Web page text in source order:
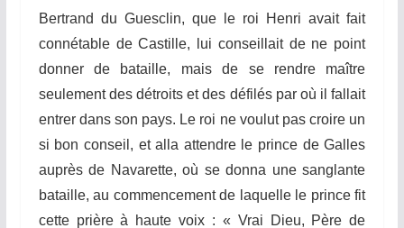
Bertrand du Guesclin, que
e roi Henri avait fait
connétable de Castille, lui conseillait de ne point
donner de bataille, mais de se rendre maître
seulement des détroits et des défilés par où ilfa llait
entrer dans son pays. Le roi ne voulut pas croire un
si bon conseil, et alla attendrele prince de Galles
auprès de Navarette, où se donna une sanglante
bataille, au commencement de laquelle le prince fit
cette prière à haute voix : « Vrai Dieu, Père de